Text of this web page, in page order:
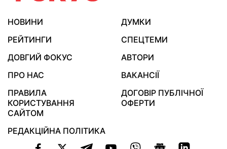
НОВИНИ
ДУМКИ
РЕЙТИНГИ
СПЕЦТЕМИ
ДОВГИЙ ФОКУС
АВТОРИ
ПРО НАС
ВАКАНСІЇ
ПРАВИЛА
КОРИСТУВАННЯ
САЙТОМ
ДОГОВІР ПУБЛІЧНОЇ
ОФЕРТИ
РЕДАКЦІЙНА ПОЛІТИКА